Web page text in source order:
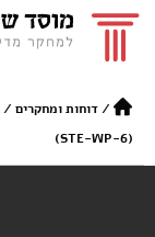
/דוחות ומחקרים /
(STE-WP-6)